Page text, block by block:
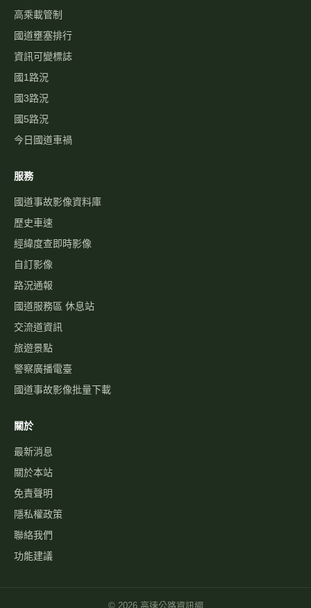
高乘載管制
國道壅塞排行
資訊可變標誌
國1路況
國3路況
國5路況
今日國道車禍
服務
國道事故影像資料庫
歷史車速
經緯度查即時影像
自訂影像
路況通報
國道服務區 休息站
交流道資訊
旅遊景點
警察廣播電臺
國道事故影像批量下載
關於
最新消息
關於本站
免責聲明
隱私權政策
聯絡我們
功能建議
© 2026高速公路資訊網